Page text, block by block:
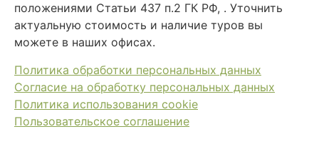
положениями Статьи 437 п.2 ГК РФ, . Уточнить
актуальную стоимость и наличие туров вы
можете в наших офисах.
Политика обработки персональных данных
Согласие на обработку персональных данных
Политика использования cookie
Пользовательское соглашение